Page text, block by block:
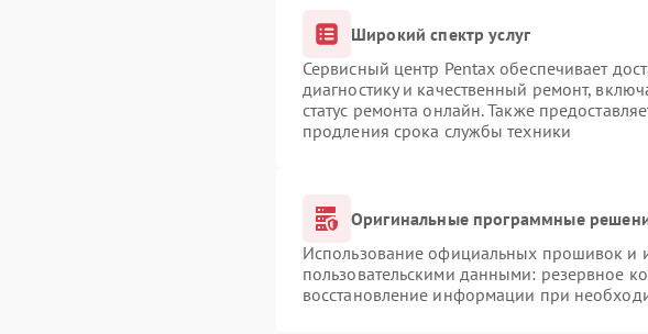
Широкий спектр услуг
Сервисный центр Pentax обеспечивает
диагностику и качественный ремонт,
статус ремонта онлайн. Также
продления срока службы техники
Оригинальные программные
Использование официальных прошивок и
пользовательскими данными: резервное
восстановление информации при